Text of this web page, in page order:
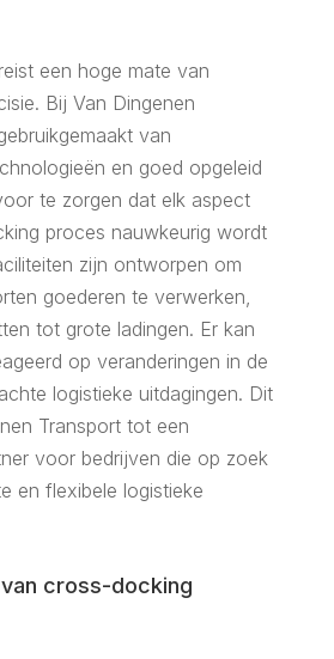
een hoge mate van
Bij Van Dingenen
van
en goed opgeleid
te zorgen dat elk aspect
proces nauwkeurig wordt
zijn ontworpen om
goederen te verwerken,
tot grote ladingen. Er kan
op veranderingen in de
logistieke uitdagingen. Dit
Transport tot een
voor bedrijven die op zoek
en flexibele logistieke
cross-docking